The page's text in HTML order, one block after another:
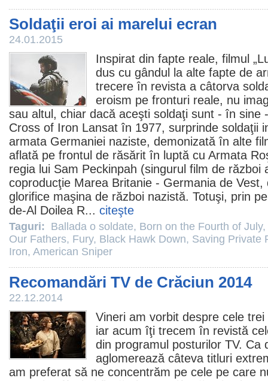
Soldaţii eroi ai marelui ecran
24.01.2015
Inspirat din fapte reale, filmul „
dus cu gândul la alte fapte de
trecere în revista a câtorva
eroism pe fronturi reale, nu
sau altul, chiar dacă aceşti soldaţi sunt - în sine
Cross of Iron Lansat în 1977, surprinde soldaţii
armata Germaniei naziste, demonizată în alte
aflată pe frontul de răsărit în luptă cu Armata
regia lui Sam Peckinpah (singurul film de război
coproducţie Marea Britanie - Germania de Vest,
glorifice maşina de război nazistă. Totuşi, prin
de-Al Doilea R... citeşte
Taguri: Ballada o soldate, Born on the Fourth of July,
Our Fathers, Fury, Black Hawk Down, Saving Private
Iron, American Sniper
Recomandări TV de Crăciun 2014
22.12.2014
Vineri am vorbit despre cele trei
iar acum îţi trecem în revistă
din programul posturilor TV. Ca
aglomerează câteva titluri
am preferat să ne concentrăm pe cele pe care